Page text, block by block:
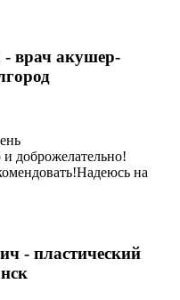
врач акушер-
доброжелательно!
на
- пластический